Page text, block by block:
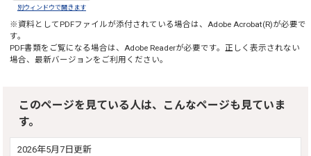
別ウィンドウで開きます
※資料としてPDFファイルが添付されている場合は、 Adobe Acrobat(R)が必要で
す。
PDF書類をご覧になる場合は、 Adobe Readerが必要です。正しく表示されない
場合、最新バージョンをご利用ください。
このページを見ている人は、こんなページも見ていま
す。
2026年5月7日更新